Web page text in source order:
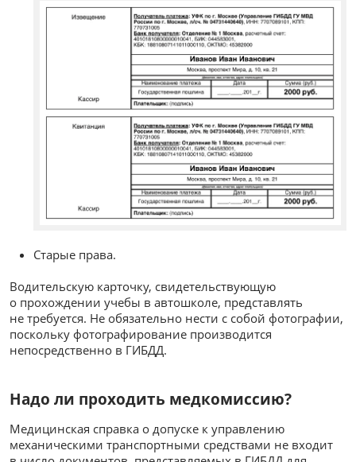
Старые права.
Водительскую карточку, свидетельствующую
о прохождении учебы в автошколе, представлять
не требуется. Не обязательно нести с собой фотографии,
поскольку фотографирование производится
непосредственно в ГИБДД.
Надо ли проходить медкомиссию?
Медицинская справка о допуске к управлению
механическими транспортными средствами не входит